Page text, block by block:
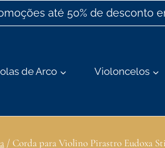
até 50% de desconto
de Arco Violoncelos
/ Corda para Violino Pirastro Eudoxa